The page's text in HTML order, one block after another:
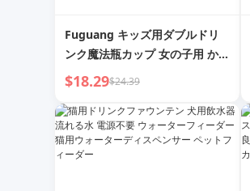
Fuguang キッズ用ダブルドリ
ンク魔法瓶カップ 女の子用 かわ
いいウォーターカップ おしゃれ
専用ボトル
$18.29$24.39